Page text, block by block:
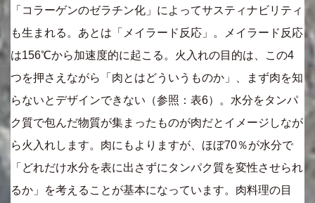
「コラーゲンのゼラチン化」によってサスティナビリティ
も生まれる。あとは「メイラード反応」。メイラード反応
は156℃から加速度的に起こる。火入れの目的は、この4
つを押さえながら「肉とはどういうものか」、まず肉を知
らないとデザインできない（参照：表6）。水分をタンパ
ク質で包んだ物質が集まったものが肉だとイメージしなが
ら火入れします。肉にもよりますが、ほぼ70％が水分で
「どれだけ水分を表に出さずにタンパク質を変性させられ
るか」を考えることが基本になっています。肉料理の目